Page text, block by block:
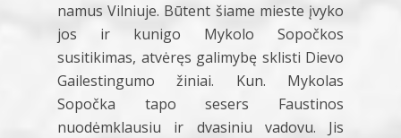
namus Vilniuje. Būtent šiame mieste įvyko
jos ir kunigo Mykolo Sopočkos
susitikimas, atvėręs galimybę sklisti Dievo
Gailestingumo žiniai. Kun. Mykolas
Sopočka tapo sesers Faustinos
nuodėmklausiu ir dvasiniu vadovu. Jis